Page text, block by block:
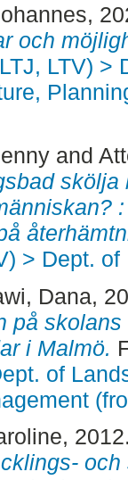
,
och
LTV) >
and
skölja
> Dept.
Dana,
på
i Malmö.
of
,